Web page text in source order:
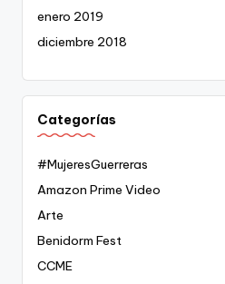
enero 2019
diciembre 2018
Categorías
#MujeresGuerreras
Amazon Prime Video
Arte
Benidorm Fest
CCME